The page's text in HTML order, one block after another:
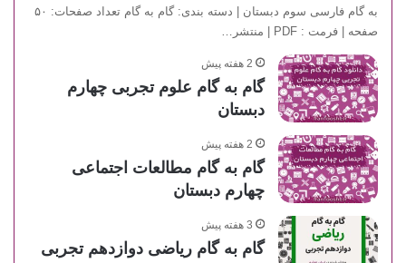
به گام فارسی سوم دبستان | دسته بندی: گام به گام تعداد صفحات: ۵۰
صفحه | فرمت : PDF | منتشر…
2 هفته پیش
گام به گام علوم تجربی چهارم
دبستان
2 هفته پیش
گام به گام مطالعات اجتماعی
چهارم دبستان
3 هفته پیش
گام به گام ریاضی دوازدهم تجربی